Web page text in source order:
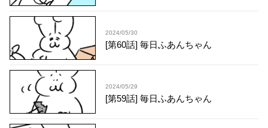
2024/05/30
[第60話] 毎日ふあんちゃん
2024/05/29
[第59話] 毎日ふあんちゃん